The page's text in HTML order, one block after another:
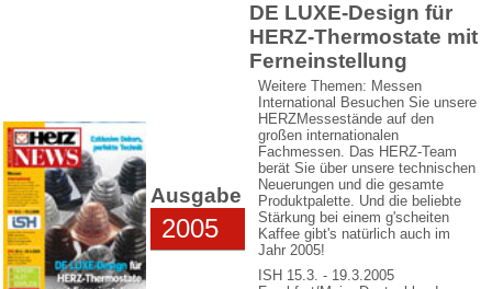
Ausgabe
2005
DE LUXE-Design für
HERZ-Thermostate mit
Ferneinstellung
Weitere Themen: Messen
International Besuchen Sie unsere
HERZMessestände auf den
großen internationalen
Fachmessen. Das HERZ-Team
berät Sie über unsere technischen
Neuerungen und die gesamte
Produktpalette. Und die beliebte
Stärkung bei einem g'scheiten
Kaffee gibt's natürlich auch im
Jahr 2005!
ISH 15.3. - 19.3.2005